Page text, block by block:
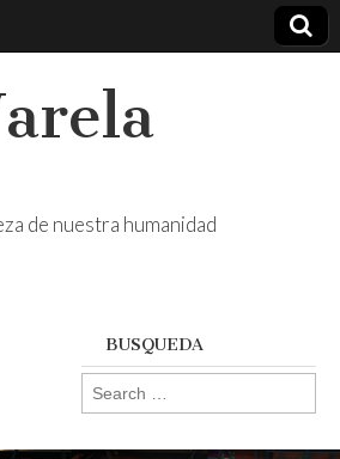
de nuestra humanidad
BUSQUEDA
Search
for: